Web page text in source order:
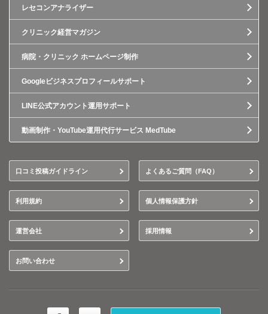
レセコンアナライザー
クリニック経営マガジン
病院・クリニック ホームページ制作
Googleビジネスプロフィールサポート
LINE公式アカウント運用サポート
動画制作・YouTube運用代行サービス MedTube
口コミ投稿ガイドライン よくあるご質問（FAQ）
利用規約 個人情報保護方針
運営会社 採用情報
お問い合わせ